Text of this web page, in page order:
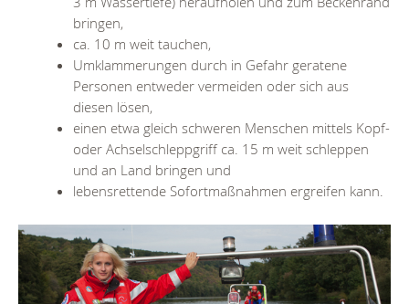
bringen,
ca. 10 m weit tauchen,
Umklammerungen durch in Gefahr geratene
Personen entweder vermeiden oder sich aus
diesen lösen,
einen etwa gleich schweren Menschen mittels Kopf-
oder Achselschleppgriff ca. 15 m weit schleppen
und an Land bringen und
lebensrettende Sofortmaßnahmen ergreifen kann.